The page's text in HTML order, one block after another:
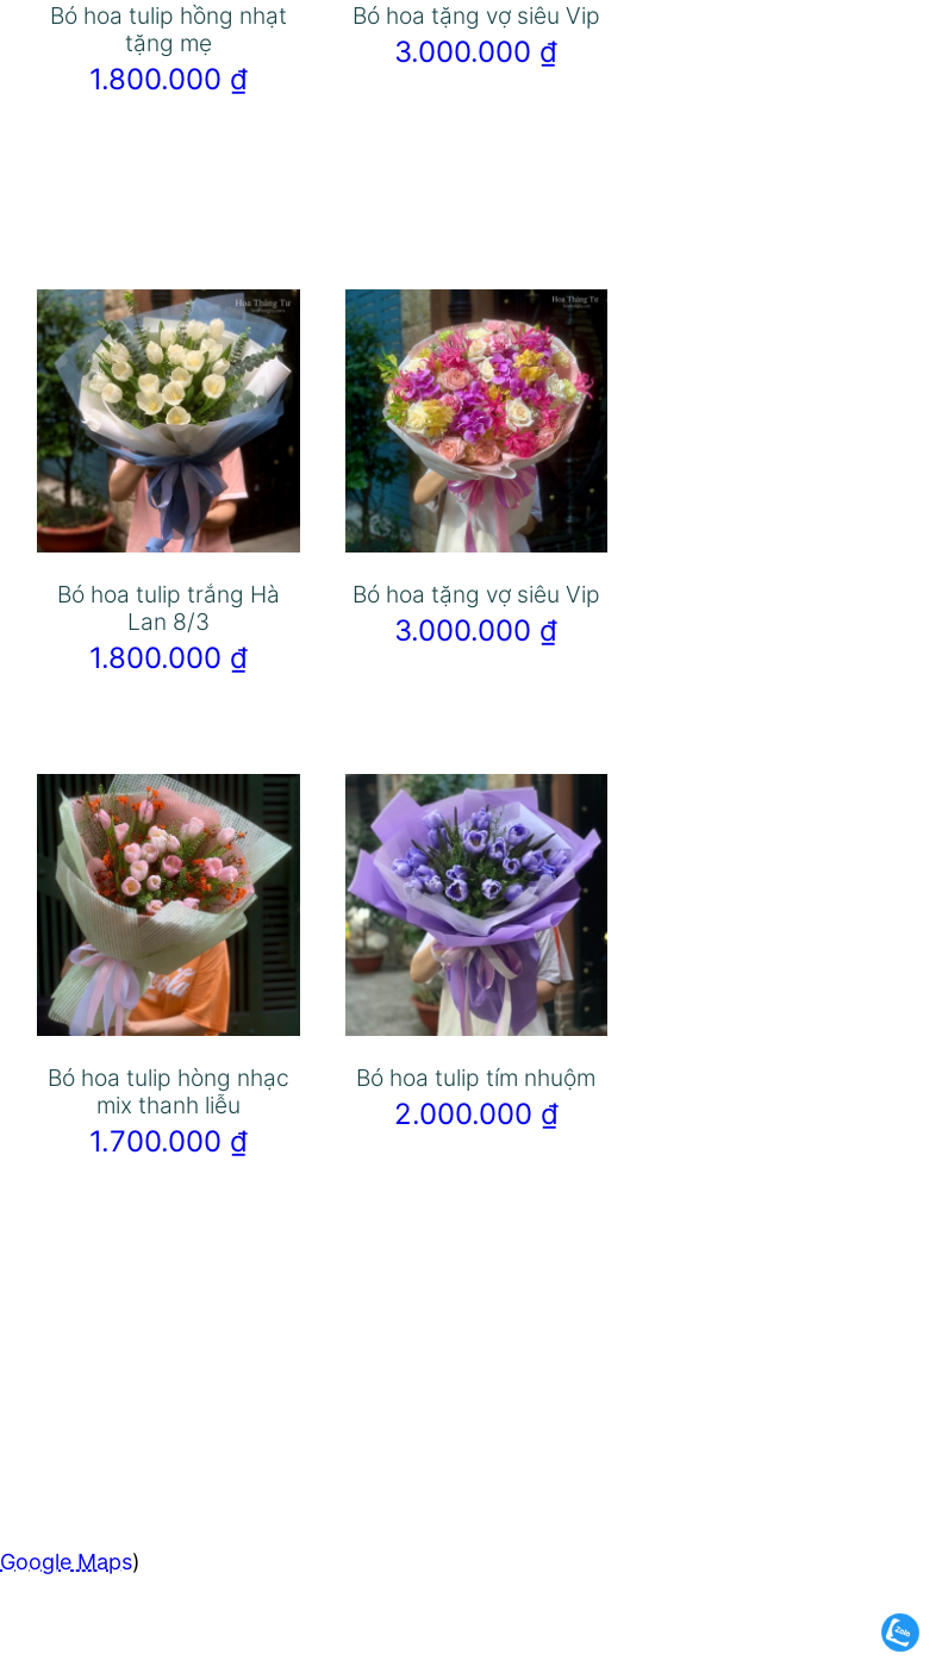
Bó hoa tulip hồng nhạt
tặng mẹ
1.800.000 ₫
Bó hoa tặng vợ siêu Vip
3.000.000 ₫
Bó hoa tulip trắng Hà
Lan 8/3
1.800.000 ₫
Bó hoa tặng vợ siêu Vip
3.000.000 ₫
Bó hoa tulip hòng nhạc
mix thanh liễu
1.700.000 ₫
Bó hoa tulip tím nhuộm
2.000.000 ₫
Google Maps)